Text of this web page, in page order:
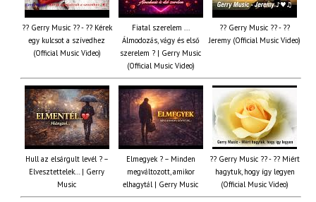
?? Gerry Music ?? - ?? Kérek
egy kulcsot a szívedhez
(Official Music Video)
Fiatal szerelem ...
Álmodozás, vágy és első
szerelem ? | Gerry Music
(Official Music Video)
?? Gerry Music ?? - ??
Jeremy (Official Music Video)
Hull az elsárgult levél ? –
Elvesztettelek… | Gerry
Music
Elmegyek ? – Minden
megváltozott, amikor
elhagytál | Gerry Music
?? Gerry Music ?? - ?? Miért
hagytuk, hogy így legyen
(Official Music Video)